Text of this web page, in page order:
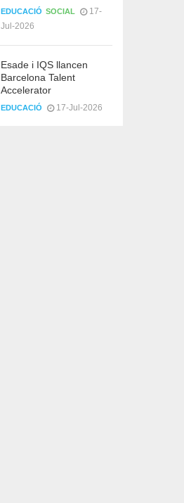
EDUCACIÓ SOCIAL
17-
Jul-2026
Esade i IQS llancen
Barcelona Talent
Accelerator
EDUCACIÓ 17-Jul-2026